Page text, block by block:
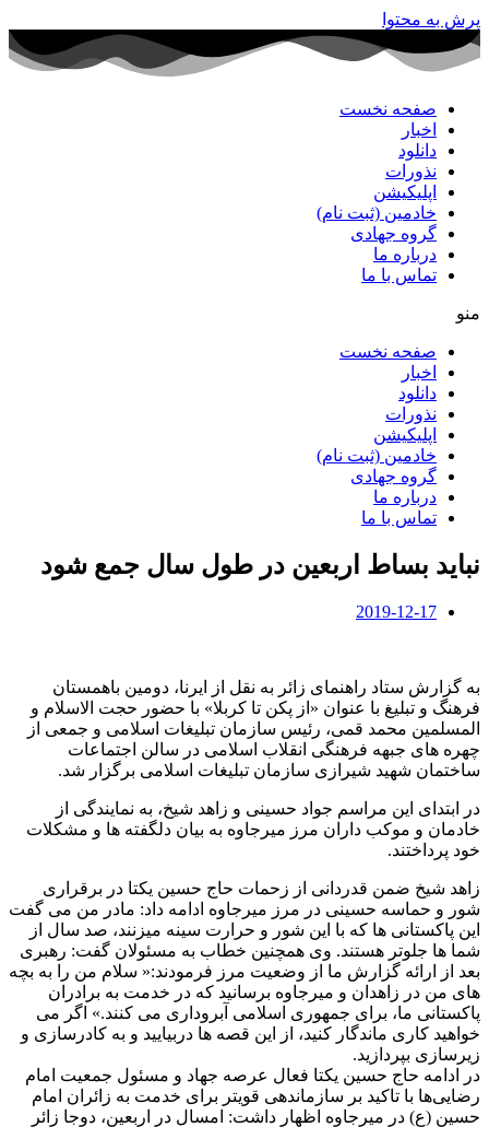
پرش به محتوا
صفحه نخست
اخبار
دانلود
نذورات
اپلیکیشن
خادمین (ثبت نام)
گروه جهادی
درباره ما
تماس با ما
منو
صفحه نخست
اخبار
دانلود
نذورات
اپلیکیشن
خادمین (ثبت نام)
گروه جهادی
درباره ما
تماس با ما
نباید بساط اربعین در طول سال جمع شود
2019-12-17
به گزارش ستاد راهنمای زائر به نقل از ایرنا، دومین باهمستان
فرهنگ و تبلیغ با عنوان «از پکن تا کربلا» با حضور حجت الاسلام و
المسلمین محمد قمی، رئیس سازمان تبلیغات اسلامی و جمعی از
چهره های جبهه فرهنگی انقلاب اسلامی در سالن اجتماعات
ساختمان شهید شیرازی سازمان تبلیغات اسلامی برگزار شد.
در ابتدای این مراسم جواد حسینی و زاهد شیخ، به نمایندگی از
خادمان و موکب داران مرز میرجاوه به بیان دلگفته ها و مشکلات
خود پرداختند.
زاهد شیخ ضمن قدردانی از زحمات حاج حسین یکتا در برقراری
شور و حماسه حسینی در مرز میرجاوه ادامه داد: مادر من می گفت
این پاکستانی ها که با این شور و حرارت سینه میزنند، صد سال از
شما ها جلوتر هستند. وی همچنین خطاب به مسئولان گفت: رهبری
بعد از ارائه گزارش ما از وضعیت مرز فرمودند:« سلام من را به بچه
های من در زاهدان و میرجاوه برسانید که در خدمت به برادران
پاکستانی ما، برای جمهوری اسلامی آبروداری می کنند.» اگر می
خواهید کاری ماندگار کنید، از این قصه ها دربیایید و به کادرسازی و
زیرسازی بپردازید.
در ادامه حاج حسین یکتا فعال عرصه جهاد و مسئول جمعیت امام
رضایی‌ها با تاکید بر سازماندهی قویتر برای خدمت به زائران امام
حسین (ع) در میرجاوه اظهار داشت: امسال در اربعین، دوجا زائر